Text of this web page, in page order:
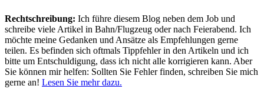
Rechtschreibung: Ich führe diesem Blog neben dem Job und
schreibe viele Artikel in Bahn/Flugzeug oder nach Feierabend. Ich
möchte meine Gedanken und Ansätze als Empfehlungen gerne
teilen. Es befinden sich oftmals Tippfehler in den Artikeln und ich
bitte um Entschuldigung, dass ich nicht alle korrigieren kann. Aber
Sie können mir helfen: Sollten Sie Fehler finden, schreiben Sie mich
gerne an! Lesen Sie mehr dazu.